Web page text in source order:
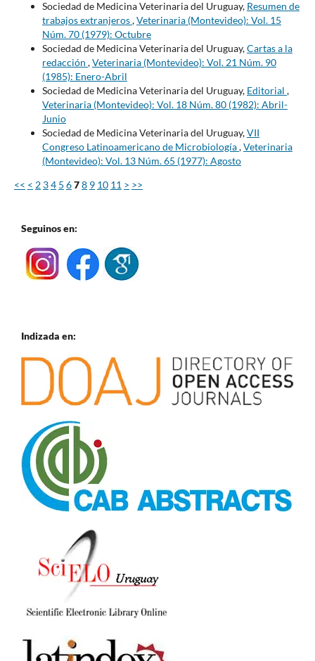
Sociedad de Medicina Veterinaria del Uruguay, Resumen de
trabajos extranjeros,Veterinaria (Montevideo): Vol. 15
Núm. 70 (1979): Octubre
Sociedad de Medicina Veterinaria del Uruguay,Cartas a la
redacción ,Veterinaria (Montevideo): Vol. 21 Núm. 90
(1985): Enero-Abril
Sociedad de Medicina Veterinaria del Uruguay, Editorial ,
Veterinaria (Montevideo): Vol. 18 Núm. 80 (1982): Abril-
Junio
Sociedad de Medicina Veterinaria del Uruguay,VII
Congreso Latinoamericano de Microbiología,Veterinaria
(Montevideo): Vol. 13 Núm. 65 (1977): Agosto
<< < 2 34 5 678 9 10 11 > >>
Seguinos en:
Indizada en: